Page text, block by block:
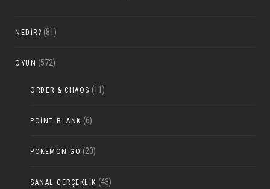
NEDIR? (81)
OYUN (572)
ORDER & CHAOS (11)
POINT BLANK (6)
POKEMON GO (20)
SANAL GERÇEKLIK (43)